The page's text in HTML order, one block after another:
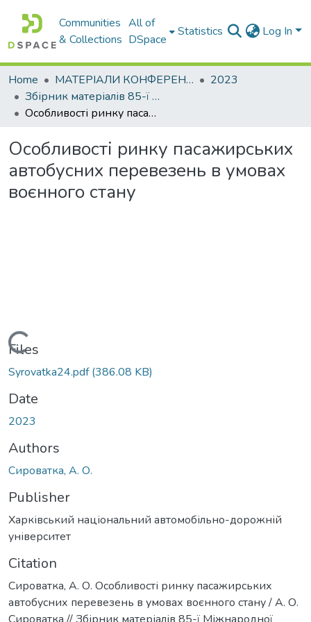
Communities
& Collections
All of
DSpace
Statistics Log In
Home МАТЕРІАЛИ КОНФЕРЕНЦІЙ
2023
Збірник матеріалів 85-ї Міжнародної наукової конференції студентів. Секція транспортних технологій
Особливості ринку пасажирських автобусних перевезень в умовах воєнного стану
Особливості ринку пасажирських
автобусних перевезень в умовах
воєнного стану
Loading...
Files
Syrovatka24.pdf(386.08 KB)
Date
2023
Authors
Сироватка, А. О.
Publisher
Харківський національний автомобільно-дорожній
університет
Citation
Сироватка, А. О. Особливості ринку пасажирських
автобусних перевезень в умовах воєнного стану / А. О.